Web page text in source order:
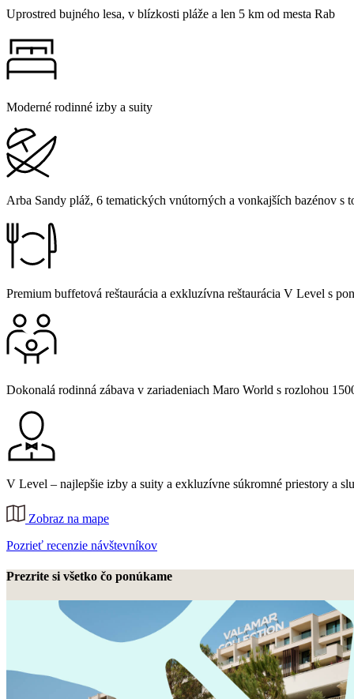
Uprostred bujného lesa, v blízkosti pláže a len 5 km od mesta Rab
Moderné rodinné izby a suity
Arba Sandy pláž, 6 tematických vnútorných a vonkajších bazénov s
Premium buffetová reštaurácia a exkluzívna reštaurácia V Level s
Dokonalá rodinná zábava v zariadeniach Maro World s rozlohou
V Level – najlepšie izby a suity a exkluzívne súkromné priestory a
Zobraz na mape
Pozrieť recenzie návštevníkov
Prezrite si všetko čo ponúkame